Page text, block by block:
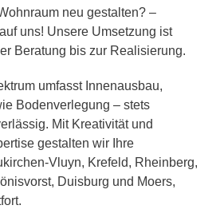
neu gestalten? –
uns! Unsere Umsetzung ist
Beratung bis zur Realisierung.
umfasst Innenausbau,
Bodenverlegung – stets
Mit Kreativität und
gestalten wir Ihre
Vluyn, Krefeld, Rheinberg,
Duisburg und Moers,